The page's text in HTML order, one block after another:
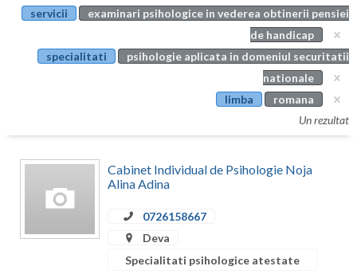
Brasov
Calarasi
Caras-Severin
Evenimente
Cabinet
servicii
examinari psihologice in vederea obtinerii pensiei
de handicap
specialitati
psihologie aplicata in domeniul securitatii
nationale
limba
romana
Un rezultat
Cabinet Individual de Psihologie Noja
Alina Adina
0726158667
Deva
Specialitati psihologice atestate